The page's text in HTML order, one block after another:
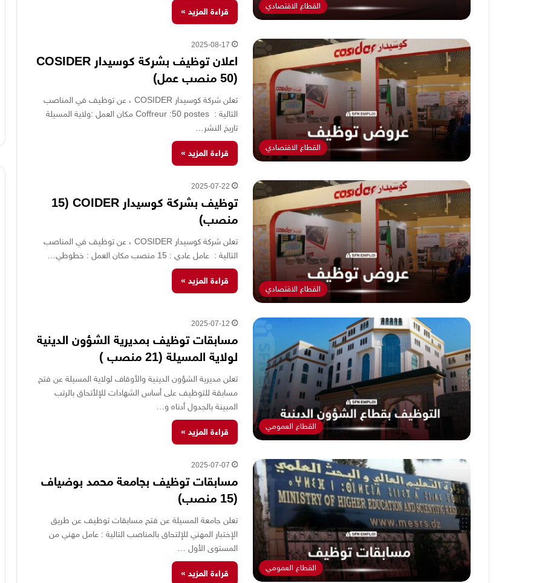
القطاع الاقتصادي
قراءة المزيد »
القطاع الاقتصادي
2025-08-17
اعلان توظيف بشركة كوسيدار COSIDER
(50 منصب عمل)
تعلن شركة كوسيدار COSIDER ، عن توظيف في المناصب
التالية : Coffreur :50 postes مكان العمل :ولاية المسيلة
تاريخ النشر…
قراءة المزيد »
القطاع الاقتصادي
2025-07-22
توظيف بشركة كوسيدار COIDER (15
منصب)
تعلن شركة كوسيدار COSIDER ، عن توظيف في المناصب
التالية : عامل عادي : 15 منصب مكان العمل : خطوطي…
قراءة المزيد »
القطاع العمومي
2025-07-12
مسابقات توظيف بمديرية الشؤون الدينية
لولاية المسيلة (21 منصب )
تعلن مديرية الشؤون الدينية والأوقاف لولاية المسيلة عن فتح
مسابقة للتوظيف على أساس الشهادات للإلأتحاق بالرتب
المبينة بالجدول أدناه و…
قراءة المزيد »
القطاع العمومي
2025-07-07
مسابقات توظيف بجامعة محمد بوضياف
(15 منصب)
تعلن جامعة المسيلة عن فتح مسابقات توظيف عن طريق
الإختبار المهني للإلتحاق بالمناصب التالية : عامل مهني من
المستوى الأول …
قراءة المزيد »